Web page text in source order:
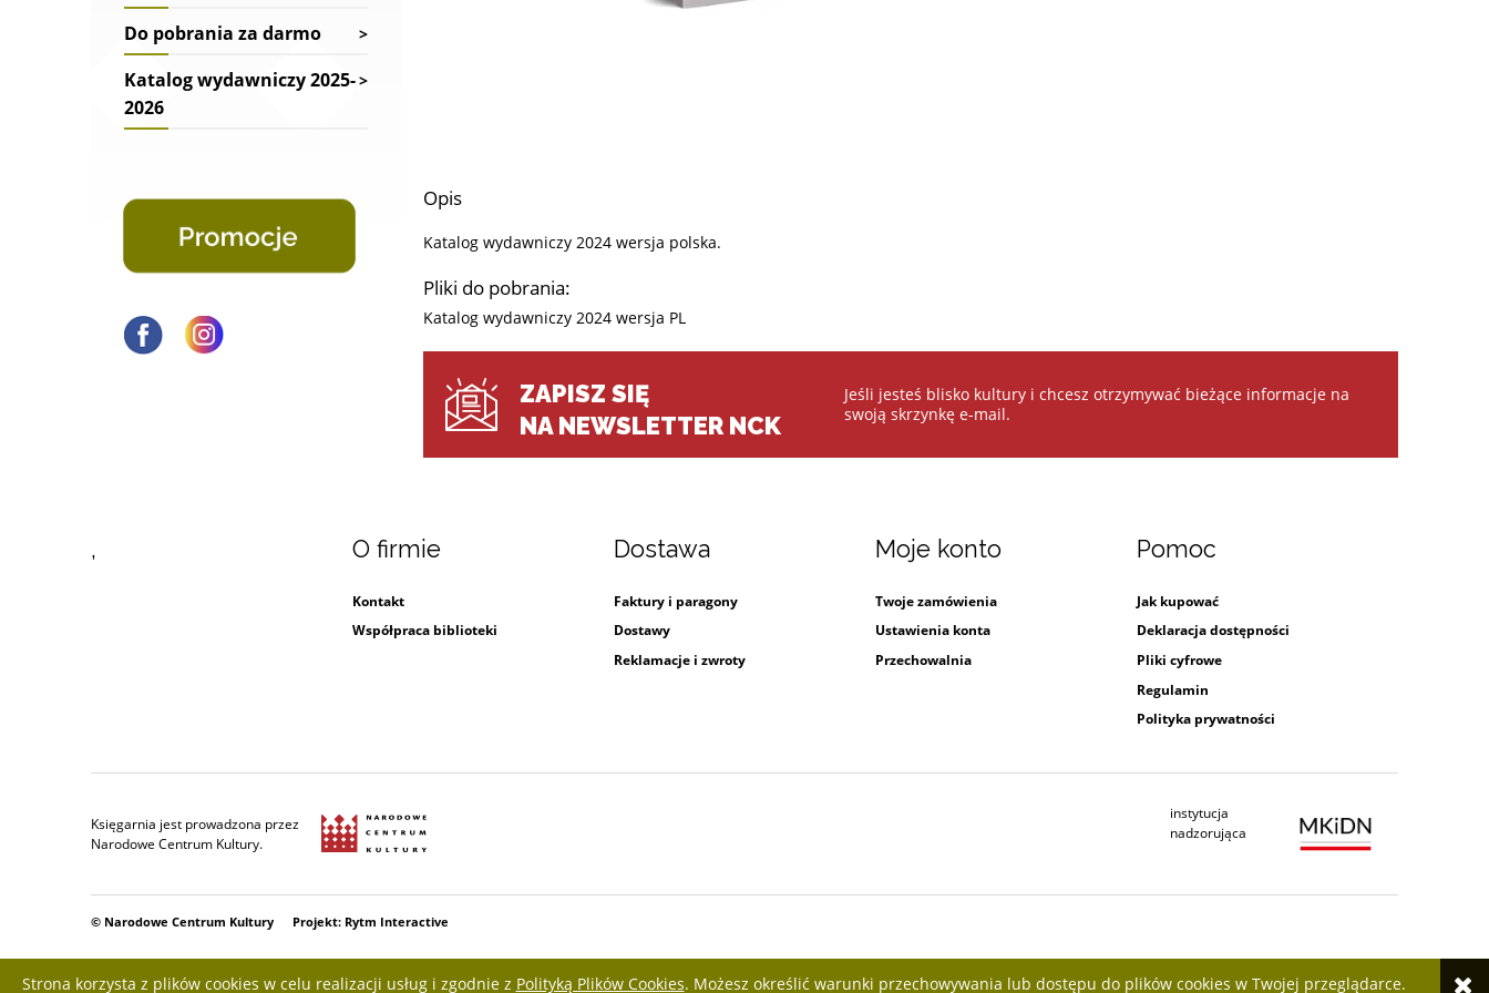
Strona korzysta z plików cookies w celu realizacji usług i zgodnie z Polityką Plików Cookies. Możesz określić warunki przechowywania lub dostępu do plików cookies w Twojej przeglądarce.
Do pobrania za darmo
Katalog wydawniczy 2025-
2026
Opis
Katalog wydawniczy 2024 wersja polska.
Pliki do pobrania:
Katalog wydawniczy 2024 wersja PL
ZAPISZ SIĘ
NA NEWSLETTER NCK
Jeśli jesteś blisko kultury i chcesz otrzymywać bieżące informacje na
swoją skrzynkę e-mail.
, O firmie
Kontakt
Współpraca biblioteki
Dostawa
Faktury i paragony
Dostawy
Reklamacje i zwroty
Moje konto
Twoje zamówienia
Ustawienia konta
Przechowalnia
Pomoc
Jak kupować
Deklaracja dostępności
Pliki cyfrowe
Regulamin
Polityka prywatności
Księgarnia jest prowadzona przez
Narodowe Centrum Kultury.
instytucja
nadzorująca Ministerstwo Kultury i Dziedzictwa
© Narodowe Centrum Kultury Projekt: Rytm Interactive